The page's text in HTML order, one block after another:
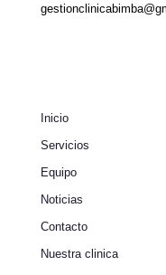
Inicio
Servicios
Equipo
Noticias
Contacto
Nuestra clinica